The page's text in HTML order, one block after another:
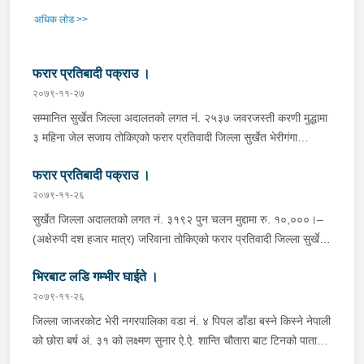
फरार प्रतिबादी पक्राउ ।
२०७९-११-२७
सम्मानित सुर्खेत जिल्ला अदालतको लगत नं. २५३७ जवरजस्ती करणी मुद्धामा
३ महिना जेल सजाय तोकिएको फरार प्रतिवादी जिल्ला सुर्खेत भेरीगंगा
सादा पोसाकमा खटिएका प्रहरी टोलिले ऐ.ऐ. २ स्थित सप्तरीबाट नियन्त्रणमा
लिई फैसला कार्यान्वयनको लागि सम्मानित जिल्ला अदालत सुर्खेतमा बुझाईएको
।
फरार प्रतिबादी पक्राउ ।
२०७९-११-२६
सुर्खेत जिल्ला अदालतको लगत नं. ३१९२ पुन चलन मुद्दामा रु. १०,०००।–
(अक्षेरुपी दश हजार मात्र) जरिवाना तोकिएको फरार प्रतिवादी जिल्ला सुर्खेत
यस चौकी बाट खटिएको प्रहरी टोलीले निजको घर बाट पक्राउ गरी फैसला
कार्यवन्यनको लागि सम्मानित सुर्खेत जिल्ला अदालत सुर्खेतमा बुझाएको ।
भिरबाट लडि गम्भीर घाईते ।
२०७९-११-२६
जिल्ला जाजरकोट भेरी नगरपालिका वडा नं. ४ पिपल डाँडा बस्ने किस्ने नेपाली
को छोरा बर्ष अं. ३१ को लक्ष्मण सुनार ऐ.ऐ. शान्ति चौतारा बाट टिनको पाता
अधिक लोड >>